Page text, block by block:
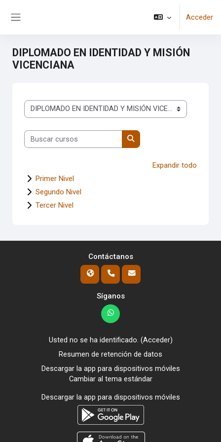
Acceder
DIPLOMADO EN IDENTIDAD Y MISIÓN
VICENCIANA
Categorías
Buscar cursos
Buscar cursos
Expandir todo
Primer Nivel
Segundo Nivel
Tercer Nivel
Contáctanos
Síganos
Usted no se ha identificado. (Acceder)
Resumen de retención de datos
Descargar la app para dispositivos móviles
Cambiar al tema estándar
Descargar la app para dispositivos móviles